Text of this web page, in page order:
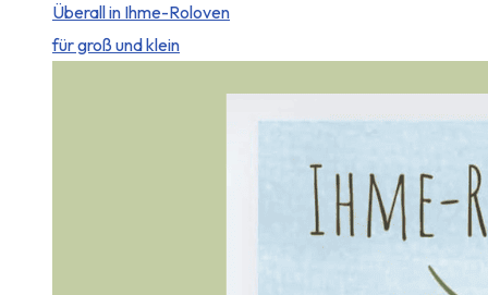
Überall in Ihme-Roloven
für groß und klein